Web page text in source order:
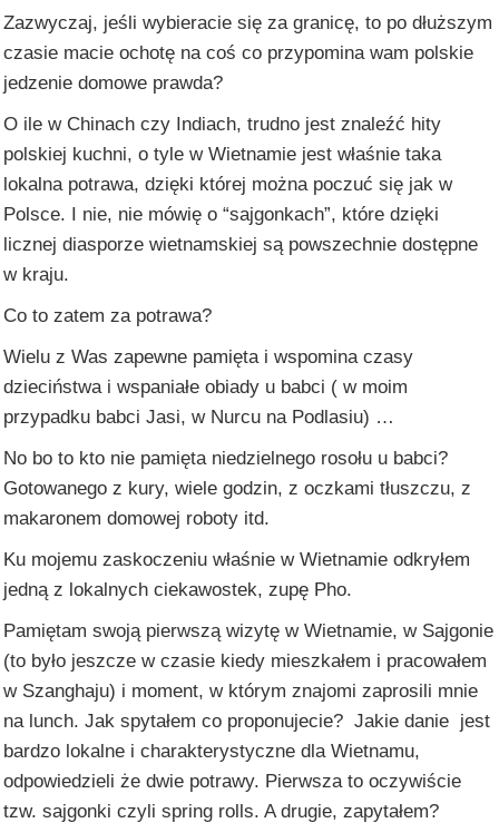
Zazwyczaj, jeśli wybieracie się za granicę, to po dłuższym
czasie macie ochotę na coś co przypomina wam polskie
jedzenie domowe prawda?
O ile w Chinach czy Indiach, trudno jest znaleźć hity
polskiej kuchni, o tyle w Wietnamie jest właśnie taka
lokalna potrawa, dzięki której można poczuć się jak w
Polsce. I nie, nie mówię o “sajgonkach”, które dzięki
licznej diasporze wietnamskiej są powszechnie dostępne
w kraju.
Co to zatem za potrawa?
Wielu z Was zapewne pamięta i wspomina czasy
dzieciństwa i wspaniałe obiady u babci ( w moim
przypadku babci Jasi, w Nurcu na Podlasiu) …
No bo to kto nie pamięta niedzielnego rosołu u babci?
Gotowanego z kury, wiele godzin, z oczkami tłuszczu, z
makaronem domowej roboty itd.
Ku mojemu zaskoczeniu właśnie w Wietnamie odkryłem
jedną z lokalnych ciekawostek, zupę Pho.
Pamiętam swoją pierwszą wizytę w Wietnamie, w Sajgonie
(to było jeszcze w czasie kiedy mieszkałem i pracowałem
w Szanghaju) i moment, w którym znajomi zaprosili mnie
na lunch. Jak spytałem co proponujecie? Jakie danie jest
bardzo lokalne i charakterystyczne dla Wietnamu,
odpowiedzieli że dwie potrawy. Pierwsza to oczywiście
tzw. sajgonki czyli spring rolls. A drugie, zapytałem?